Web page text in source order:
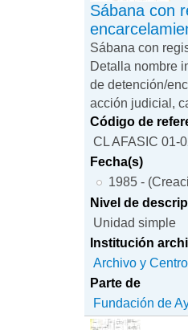
Sábana con
Sábana con
Detalla nombre
de detención/
acción judicial,
Código de
CL AFASIC 01-
Fecha(s)
1985 -
Nivel de
Unidad simple
Institución
Archivo y
Parte de
Fundación de